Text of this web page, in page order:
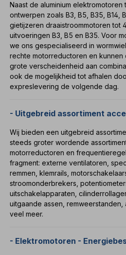
Naast de aluminium elektromotoren
ontwerpen zoals B3, B5, B35, B14,
gietijzeren draaistroommotoren tot
uitvoeringen B3, B5 en B35. Voor
we ons gespecialiseerd in
rechte motorreductoren en kunnen
grote verscheidenheid aan
ook de mogelijkheid tot afhalen
expreslevering de volgende dag.
- Uitgebreid assortiment
Wij bieden een uitgebreid
steeds groter wordende
motorreductoren en
fragment: externe ventilatoren,
remmen, klemrails,
stroomonderbrekers,
uitschakelapparaten,
uitgaande assen, remweerstanden,
veel meer.
- Elektromotoren -